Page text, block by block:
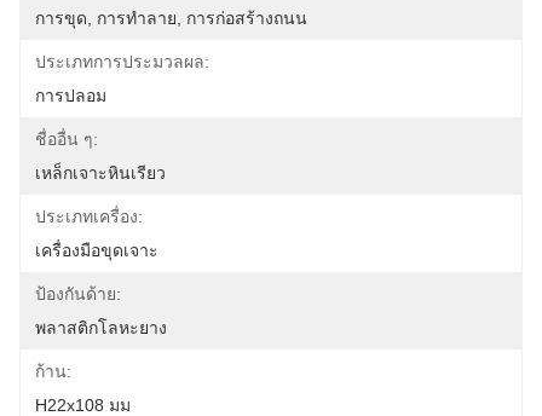
การขุด, การทำลาย, การก่อสร้างถนน
ประเภทการประมวลผล:
การปลอม
ชื่ออื่น ๆ:
เหล็กเจาะหินเรียว
ประเภทเครื่อง:
เครื่องมือขุดเจาะ
ป้องกันด้าย:
พลาสติกโลหะยาง
ก้าน:
H22x108 มม